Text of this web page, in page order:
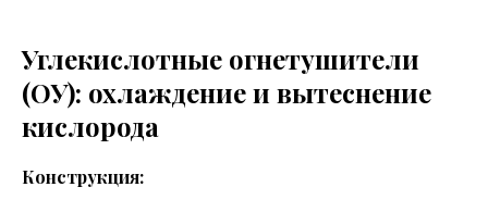
Углекислотные огнетушители
(ОУ): охлаждение и вытеснение
кислорода
Конструкция: